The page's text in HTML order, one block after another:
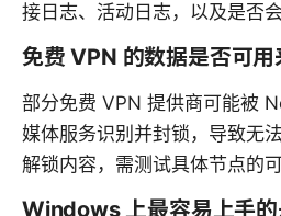
接日志、活动日志，以及是否
免费 VPN 的数据是否可用
部分免费 VPN 提供商可能被
媒体服务识别并封锁，导致无
解锁内容，需测试具体节点的可
Windows 上最容易上手的